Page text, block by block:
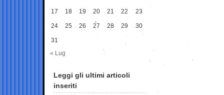
17 18 19 20 21 22 23
24 25 26 27 28 29 30
31
« Lug
Leggi gli ultimi articoli
inseriti